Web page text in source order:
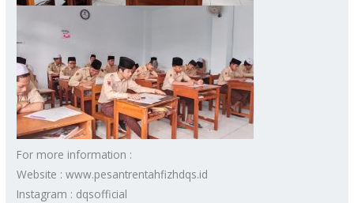
For more information :
Website : www.pesantrentahfizhdqs.id
Instagram : dqsofficial